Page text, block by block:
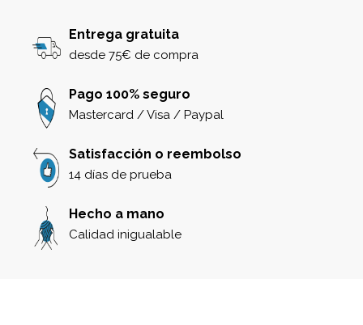
Entrega gratuita
desde 75€ de compra
Pago 100% seguro
Mastercard / Visa / Paypal
Satisfacción o reembolso
14 días de prueba
Hecho a mano
Calidad inigualable